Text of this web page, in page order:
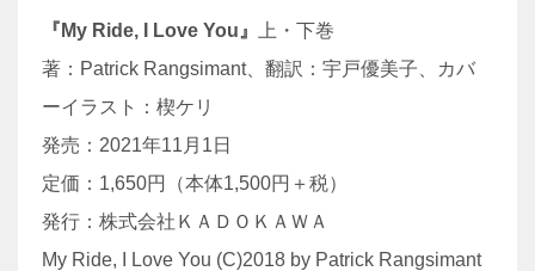
『My Ride, I Love You』
上・下巻
著：Patrick Rangsimant、翻訳：宇戸優美子、カバ
ーイラスト：楔ケリ
発売：2021年11月1日
定価：1,650円（本体1,500円＋税）
発行：株式会社ＫＡＤＯＫＡＷＡ
My Ride, I Love You (C)2018 by Patrick Rangsimant